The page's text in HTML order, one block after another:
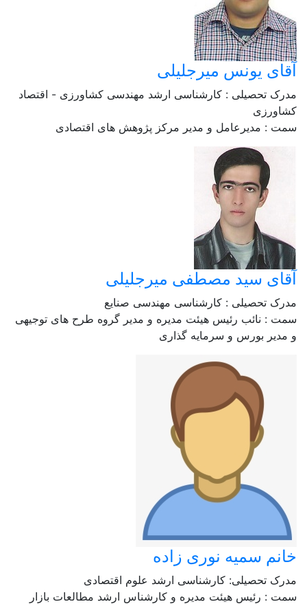
آقای یونس میرجلیلی
مدرک تحصیلی : کارشناسی ارشد مهندسی کشاورزی - اقتصاد
کشاورزی
سمت : مدیرعامل و مدیر مرکز پژوهش های اقتصادی
آقای سید مصطفی میرجلیلی
مدرک تحصیلی : کارشناسی مهندسی صنایع
سمت : نائب رئیس هیئت مدیره و مدیر گروه طرح های توجیهی
و مدیر بورس و سرمایه گذاری
خانم سمیه نوری زاده
مدرک تحصیلی: کارشناسی ارشد علوم اقتصادی
سمت : رئیس هیئت مدیره و کارشناس ارشد مطالعات بازار